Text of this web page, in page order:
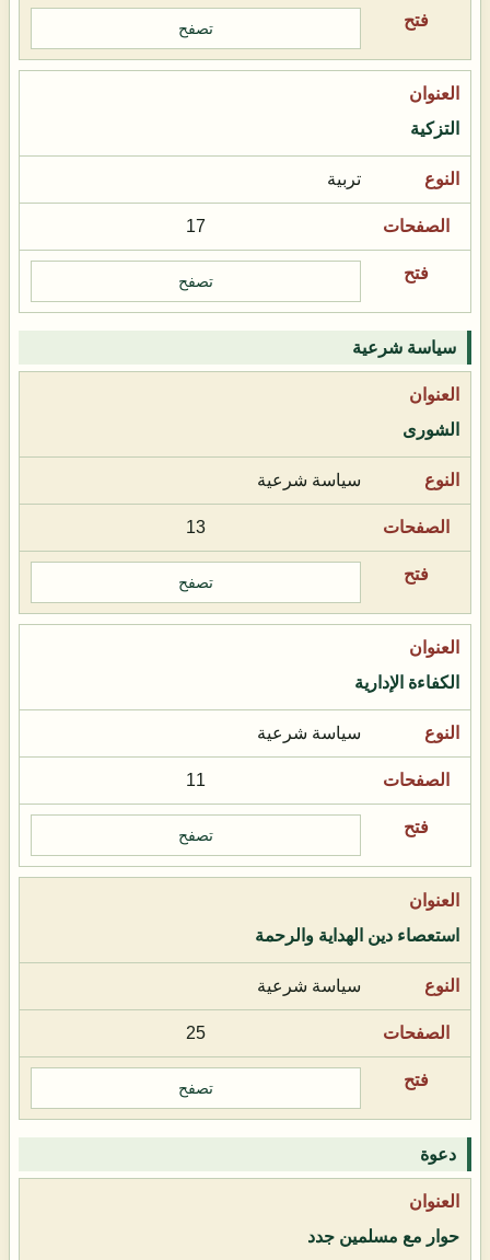
تصفح
التزكية
تربية
17
تصفح
سياسة شرعية
الشورى
سياسة شرعية
13
تصفح
الكفاءة الإدارية
سياسة شرعية
11
تصفح
استعصاء دين الهداية والرحمة
سياسة شرعية
25
تصفح
دعوة
حوار مع مسلمين جدد